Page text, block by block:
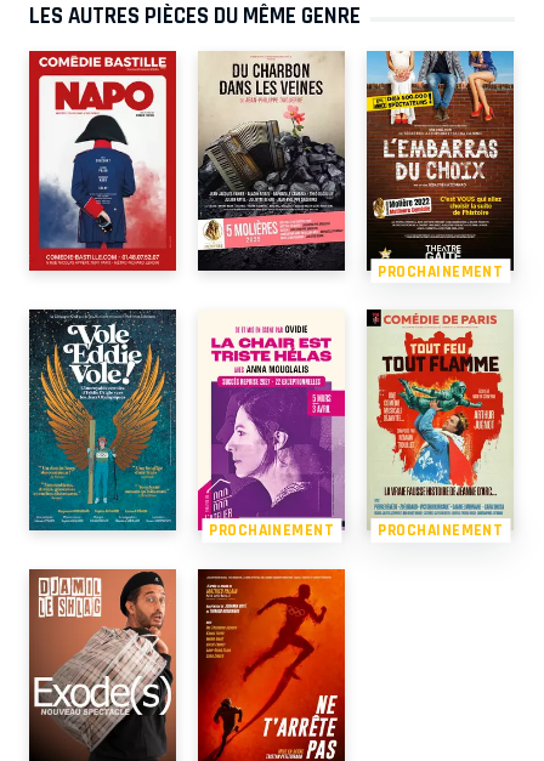
LES AUTRES PIÈCES DU MÊME GENRE
PROCHAINEMENT
PROCHAINEMENT PROCHAINEMENT